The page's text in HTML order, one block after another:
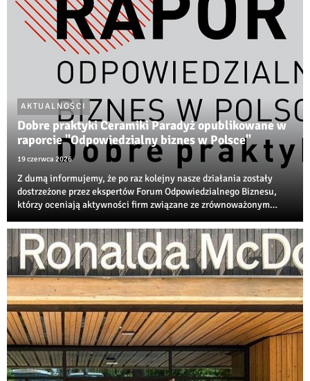
AKTUALNOŚCI
Dobre praktyki Ceramiki Paradyż opublikowane w
raporcie "Odpowiedzialny biznes w Polsce"
19 czerwca 2026
Z dumą informujemy, że po raz kolejny nasze działania zostały
dostrzeżone przez ekspertów Forum Odpowiedzialnego Biznesu,
którzy oceniają aktywności firm związane ze zrównoważonym
odpowiedzialnością biznesu.